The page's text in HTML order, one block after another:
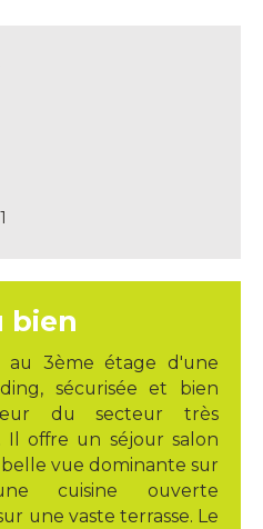
bien
au 3ème étage d'une
sécurisée et bien
du secteur très
Il offre un séjour salon
vue dominante sur
cuisine ouverte
une vaste terrasse. Le